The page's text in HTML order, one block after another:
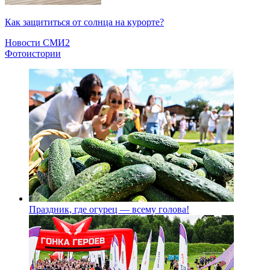
Как защититься от солнца на курорте?
Новости СМИ2
Фотоистории
Праздник, где огурец — всему голова!